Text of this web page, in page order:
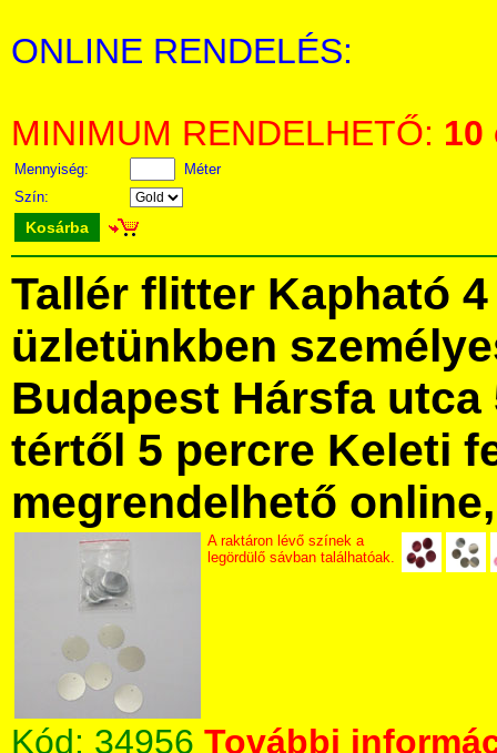
ONLINE RENDELÉS:
MINIMUM RENDELHETŐ: 10
Mennyiség:
Méter
Szín:
Kosárba
Tallér flitter Kapható
üzletünkben
Budapest Hársfa utca
tértől 5 percre Keleti
megrendelhető
A raktáron lévő színek a
legördülő sávban találhatóak.
Kód: 34956 További